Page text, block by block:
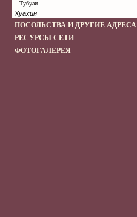
Тубуаи
Хуахин
ПОСОЛЬСТВА И ДРУГИЕ АДРЕСА
РЕСУРСЫ СЕТИ
ФОТОГАЛЕРЕЯ